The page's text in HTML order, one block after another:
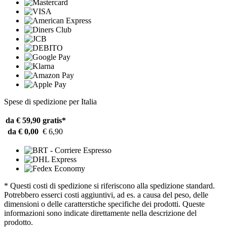
Spese di spedizione per Italia
da € 59,90 gratis*
da € 0,00 € 6,90
* Questi costi di spedizione si riferiscono alla spedizione standard.
Potrebbero esserci costi aggiuntivi, ad es. a causa del peso, delle
dimensioni o delle caratterstiche specifiche dei prodotti. Queste
informazioni sono indicate direttamente nella descrizione del
prodotto.